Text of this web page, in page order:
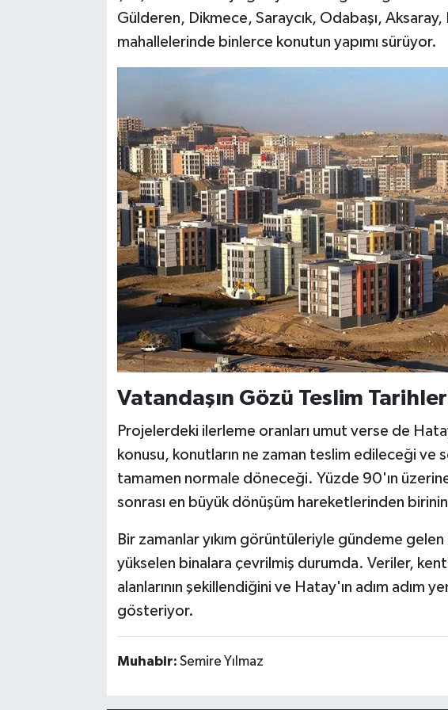
Gülderen, Dikmece, Saraycık, Odabaşı,
mahallelerinde binlerce konutun yapımı sürüyor.
Vatandaşın Gözü Teslim
Projelerdeki ilerleme oranları umut verse de
konusu, konutların ne zaman teslim edileceği ve
tamamen normale döneceği. Yüzde 90'ın
sonrası en büyük dönüşüm hareketlerinden
Bir zamanlar yıkım görüntüleriyle gündeme
yükselen binalara çevrilmiş durumda. Veriler,
alanlarının şekillendiğini ve Hatay'ın adım adım
gösteriyor.
Muhabir: Semire Yılmaz